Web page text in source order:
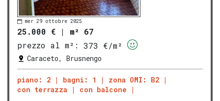
mer 29 ottobre 2025
25.000 € | m² 67
prezzo al m²:
373 €/m²
Caraceto, Brusnengo
piano: 2 bagni: 1
zona OMI: B2
con terrazza
con balcone